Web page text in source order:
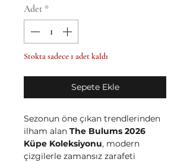
Adet *
Stokta sadece 1 adet kaldı
Sepete Ekle
Sezonun öne çıkan trendlerinden
ilham alan The Bulums 2026
Küpe Koleksiyonu, modern
çizgilerle zamansız zarafeti